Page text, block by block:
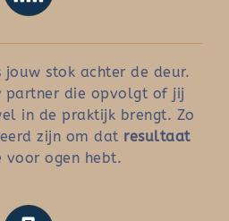
jouw stok achter de deur.
partner die opvolgt of jij
in de praktijk brengt. Zo
zijn om dat resultaat
voor ogen hebt.